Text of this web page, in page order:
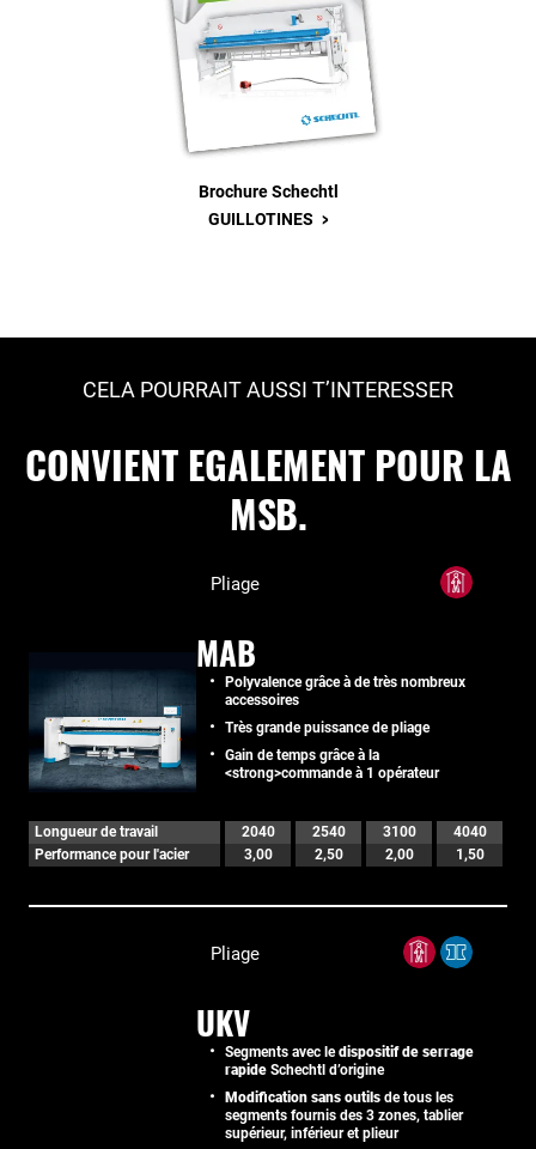
Brochure Schechtl
GUILLOTINES >
CELA POURRAIT AUSSI T’INTERESSER
CONVIENT EGALEMENT POUR LA
MSB.
Pliage
MAB
Polyvalence grâce à de très nombreux
accessoires
Très grande puissance de pliage
Gain de temps grâce à la
<strong>commande à 1 opérateur
Longueur de travail 2040 2540 3100
4040
Performance pour l'acier
3,00 2,50 2,00 1,50
Pliage
UKV
Segments avec ledispositif de serrage
rapide Schechtl d’origine
Modification sans outils de tous les
segments fournis des 3 zones, tablier
supérieur, inférieur et plieur